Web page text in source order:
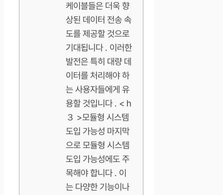
케이블들은 더욱 향
상된 데이터 전송 속
도를 제공할 것으로
기대됩니다 . 이러한
발전은 특히 대량 데
이터를 처리해야 하
는 사용자들에게 유
용할 것입니다 . < h
３ >모듈형 시스템
도입 가능성 마지막
으로 모듈형 시스템
도입 가능성에도 주
목해야 합니다 . 이
는 다양한 기능이나